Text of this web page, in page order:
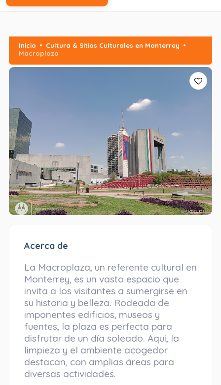
Inicio
Cultura & Sitios Culturales en Monterrey
Macroplaza
Acerca de
La Macroplaza, un referente cultural en
Monterrey, es un vasto espacio que
invita a los visitantes a sumergirse en
su historia y belleza. Rodeada de
imponentes edificios, museos y
fuentes, la plaza es perfecta para
disfrutar de un día soleado. Aquí, la
limpieza y el ambiente acogedor
destacan, con amplias áreas para
diversas actividades.